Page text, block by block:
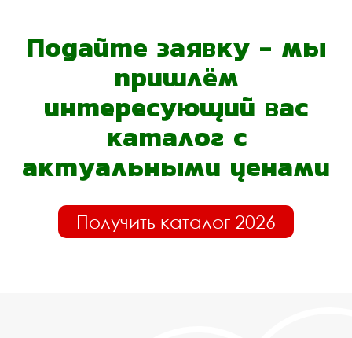
Подайте заявку - мы
пришлём
интересующий вас
каталог с
актуальными ценами
Получить каталог 2026